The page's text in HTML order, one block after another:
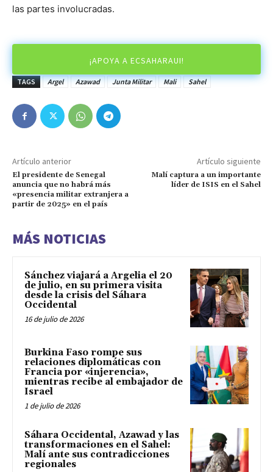
las partes involucradas.
¡APOYA A ECSAHARAUI!
TAGS Argel Azawad Junta Militar Mali Sahel
Artículo anterior
El presidente de Senegal
anuncia que no habrá más
«presencia militar extranjera a
partir de 2025» en el país
Artículo siguiente
Malí captura a un importante
líder de ISIS en el Sahel
MÁS NOTICIAS
Sánchez viajará a Argelia el 20
de julio, en su primera visita
desde la crisis del Sáhara
Occidental
16 de julio de 2026
Burkina Faso rompe sus
relaciones diplomáticas con
Francia por «injerencia»,
mientras recibe al embajador de
Israel
1 de julio de 2026
Sáhara Occidental, Azawad y las
transformaciones en el Sahel:
Malí ante sus contradicciones
regionales